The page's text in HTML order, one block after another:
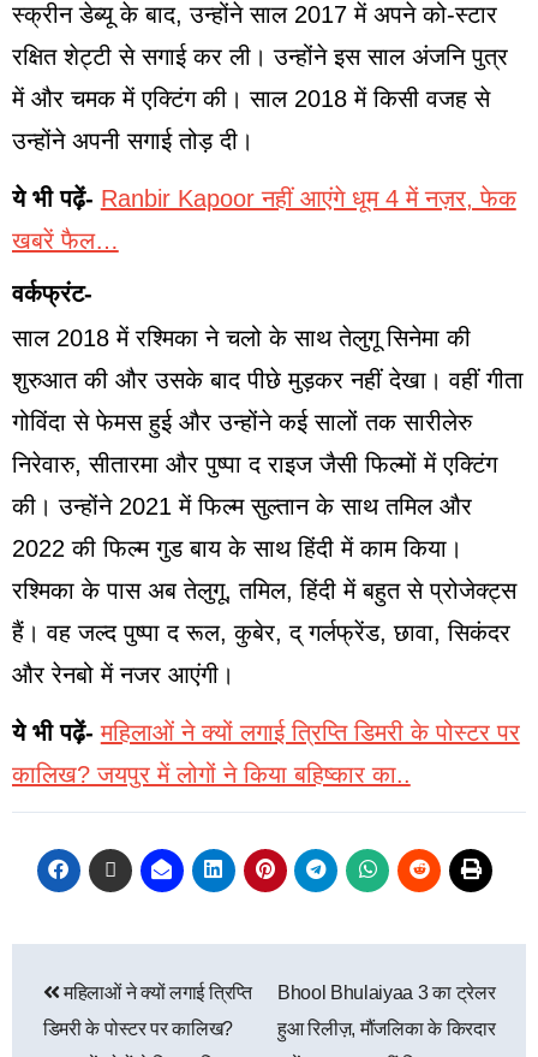
स्क्रीन डेब्यू के बाद, उन्होंने साल 2017 में अपने को-स्टार
रक्षित शेट्टी से सगाई कर ली। उन्होंने इस साल अंजनि पुत्र
में और चमक में एक्टिंग की। साल 2018 में किसी वजह से
उन्होंने अपनी सगाई तोड़ दी।
ये भी पढ़ें- Ranbir Kapoor नहीं आएंगे धूम 4 में नज़र, फेक
खबरें फैल…
वर्कफ्रंट-
साल 2018 में रश्मिका ने चलो के साथ तेलुगू सिनेमा की
शुरुआत की और उसके बाद पीछे मुड़कर नहीं देखा। वहीं गीता
गोविंदा से फेमस हुई और उन्होंने कई सालों तक सारीलेरु
निरेवारु, सीतारमा और पुष्पा द राइज जैसी फिल्मों में एक्टिंग
की। उन्होंने 2021 में फिल्म सुल्तान के साथ तमिल और
2022 की फिल्म गुड बाय के साथ हिंदी में काम किया।
रश्मिका के पास अब तेलुगू, तमिल, हिंदी में बहुत से प्रोजेक्ट्स
हैं। वह जल्द पुष्पा द रूल, कुबेर, द् गर्लफ्रेंड, छावा, सिकंदर
और रेनबो में नजर आएंगी।
ये भी पढ़ें- महिलाओं ने क्यों लगाई त्रिप्ति डिमरी के पोस्टर पर
कालिख? जयपुर में लोगों ने किया बहिष्कार का..
महिलाओं ने क्यों लगाई त्रिप्ति
डिमरी के पोस्टर पर कालिख?
Bhool Bhulaiyaa 3 का ट्रेलर
हुआ रिलीज़, मौंजलिका के किरदार